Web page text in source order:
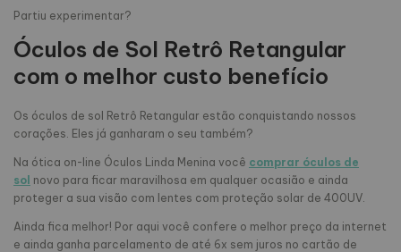
Partiu experimentar?
Óculos de Sol Retrô Retangular
com o melhor custo benefício
Os óculos de sol Retrô Retangular estão conquistando nossos
corações. Eles já ganharam o seu também?
Na ótica on-line Óculos Linda Menina você comprar óculos de
sol novo para ficar maravilhosa em qualquer ocasião e ainda
proteger a sua visão com lentes com proteção solar de 400UV.
Ainda fica melhor! Por aqui você confere o melhor preço da internet
e ainda ganha parcelamento de até 6x sem juros no cartão de